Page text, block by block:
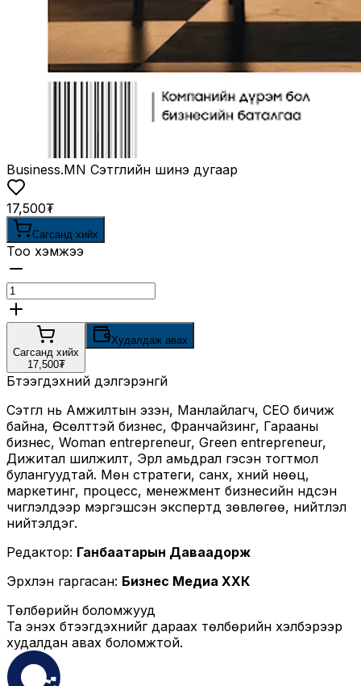
Business.MN Сэтгүүлийн шинэ дугаар
17,500₮
Сагсанд хийх
Тоо хэмжээ
Сагсанд хийх
17,500₮
Худалдаж авах
Бүтээгдэхүүний дэлгэрэнгүй
Сэтгүүл нь Амжилтын эзэн, Манлайлагч, СЕО бичиж
байна, Өсөлттэй бизнес, Франчайзинг, Гарааны
бизнес, Woman entrepreneur, Green entrepreneur,
Дижитал шилжилт, Эрүүл амьдрал гэсэн тогтмол
булангуудтай. Мөн стратеги, санхүү, хүний нөөц,
маркетинг, процесс, менежмент бизнесийн үндсэн
чиглэлүүдээр мэргэшсэн экспертүүд зөвлөгөө, нийтлэл
нийтэлдэг.
Редактор: Ганбаатарын Даваадорж
Эрхлэн гаргасан: Бизнес Медиа ХХК
Төлбөрийн боломжууд
Та энэхүү бүтээгдэхүүнийг дараах төлбөрийн хэлбэрээр
худалдан авах боломжтой.